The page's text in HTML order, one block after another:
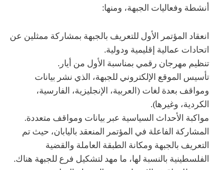
أنشطة وفعاليات الجبهة، ومنها:
انعقاد المؤتمر الأول للتعريف بالجبهة بمشاركة ممثلين عن
اتحادات عمالية إقليمية ودولية.
تنظيم مهرجان رقمي بمناسبة الأول من أيار.
تأسيس الموقع الإلكتروني للجبهة، الذي نشر بيانات
ومواقف بعدة لغات (العربية، الإنجليزية، الفارسية،
الكردية، وغيرها).
مواكبة الأحداث السياسية عبر بيانات ومواقف متعددة.
المشاركة الفاعلة في المؤتمر المنعقد باليابان، حيث تم
التعريف بالجبهة ومكانة الطبقة العاملة والقضية
الفلسطينية بالنسبة لها، ما مهد لتشكيل فرع للجبهة هناك.